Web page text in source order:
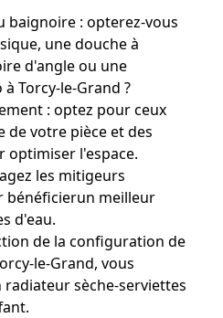
baignoire : opterez-vous
une douche à
d'angle ou une
Torcy-le-Grand ?
: optez pour ceux
de votre pièce et des
optimiser l'espace.
les mitigeurs
meilleur
d'eau.
de la configuration de
le-Grand, vous
sèche-serviettes